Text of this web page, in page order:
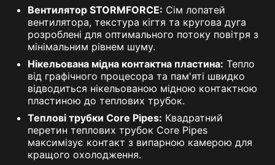
Вентилятор STORMFORCE: Сім лопатей
вентилятора, текстура кігтя та кругова дуга
розроблені для оптимального потоку повітря з
мінімальним рівнем шуму.
Нікельована мідна контактна пластина: Тепло
від графічного процесора та пам'яті швидко
відводиться нікельованою мідною контактною
пластиною до теплових трубок.
Теплові трубки Core Pipes: Квадратний
перетин теплових трубок Core Pipes
максимізує контакт з випарною камерою для
кращого охолодження.